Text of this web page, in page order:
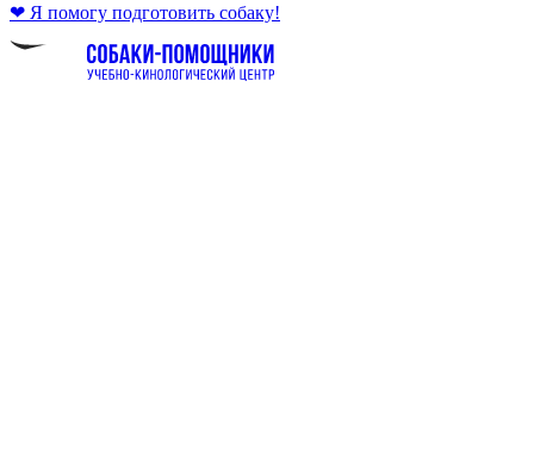
❤ Я помогу подготовить собаку!